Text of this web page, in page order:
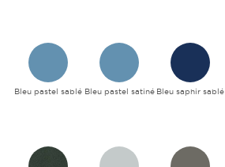
Bleu pastel sablé Bleu pastel satiné Bleu saphir sablé